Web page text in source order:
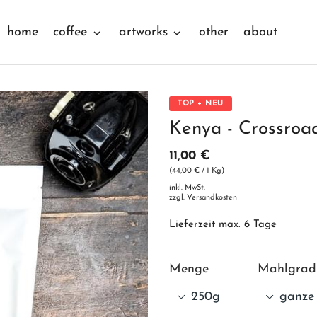
home coffee artworks other
about
TOP + NEU
Kenya -
11,00 €
(44,00 € / 1 Kg)
inkl. MwSt.
zzgl. Versandkosten
Lieferzeit max. 6 Tage
Menge Mahlgrad